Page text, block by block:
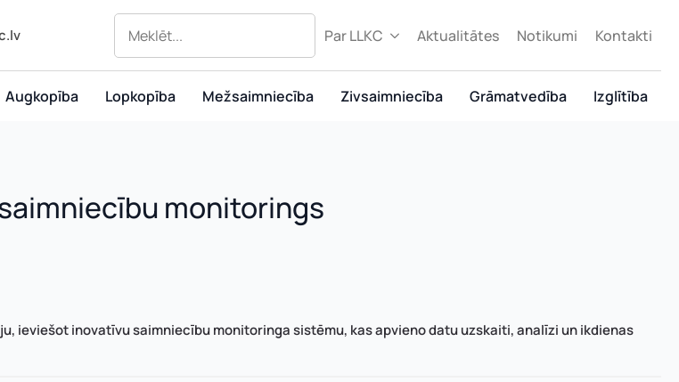
Par LLKC Aktualitātes Notikumi Kontakti
Augkopība Lopkopība Mežsaimniecība Zivsaimniecība Grāmatvedība Izglītība
monitorings
ieviešot inovatīvu saimniecību monitoringa sistēmu, kas apvieno datu uzskaiti, analīzi un ikdienas